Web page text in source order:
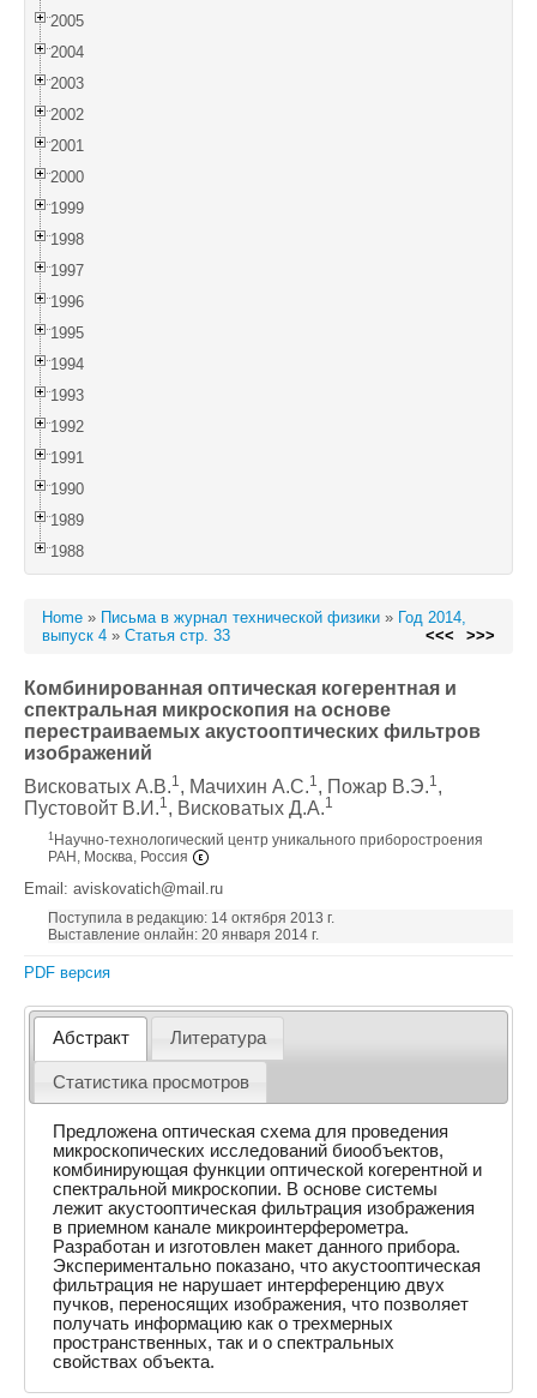
2005
2004
2003
2002
2001
2000
1999
1998
1997
1996
1995
1994
1993
1992
1991
1990
1989
1988
Home » Письма в журнал технической физики » Год 2014,
выпуск 4 » Статья стр. 33 <<< >>>
Комбинированная оптическая когерентная и
спектральная микроскопия на основе
перестраиваемых акустооптических фильтров
изображений
Висковатых А.В.1, Мачихин А.С.1, Пожар В.Э.1,
Пустовойт В.И.1, Висковатых Д.А.1
1 Научно-технологический центр уникального приборостроения
РАН, Москва, Россия
Email: aviskovatich@mail.ru
Поступила в редакцию: 14 октября 2013 г.
Выставление онлайн: 20 января 2014 г.
PDF версия
Абстракт Литература
Статистика просмотров
Предложена оптическая схема для проведения
микроскопических исследований биообъектов,
комбинирующая функции оптической когерентной и
спектральной микроскопии. В основе системы
лежит акустооптическая фильтрация изображения
в приемном канале микроинтерферометра.
Разработан и изготовлен макет данного прибора.
Экспериментально показано, что акустооптическая
фильтрация не нарушает интерференцию двух
пучков, переносящих изображения, что позволяет
получать информацию как о трехмерных
пространственных, так и о спектральных
свойствах объекта.